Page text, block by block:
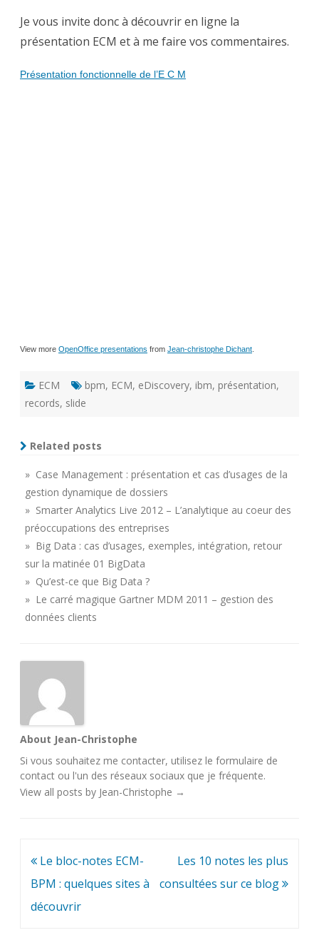
Je vous invite donc à découvrir en ligne la
présentation ECM et à me faire vos commentaires.
Présentation fonctionnelle de l’E C M
View more OpenOffice presentations from Jean-christophe Dichant
ECM bpm, ECM, eDiscovery, ibm, présentation,
records, slide
Related posts
» Case Management : présentation et cas d’usages de la
gestion dynamique de dossiers
» Smarter Analytics Live 2012 – L’analytique au coeur des
préoccupations des entreprises
» Big Data : cas d’usages, exemples, intégration, retour
sur la matinée 01 BigData
» Qu’est-ce que Big Data ?
» Le carré magique Gartner MDM 2011 – gestion des
données clients
About Jean-Christophe
Si vous souhaitez me contacter, utilisez le formulaire de
contact ou l'un des réseaux sociaux que je fréquente.
View all posts by Jean-Christophe →
Navigation
de
l’article
Le bloc-notes ECM-
BPM : quelques sites à
découvrir
Les 10 notes les plus
consultées sur ce blog